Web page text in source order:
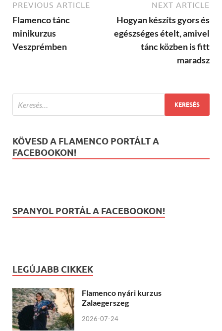
PREVIOUS ARTICLE
Flamenco tánc
minikurzus
Veszprémben
NEXT ARTICLE
Hogyan készíts gyors és
egészséges ételt, amivel
tánc közben is fitt
maradsz
KÖVESD A FLAMENCO PORTÁLT A
FACEBOOKON!
SPANYOL PORTÁL A FACEBOOKON!
LEGÚJABB CIKKEK
Flamenco nyári kurzus
Zalaegerszeg
2026-07-24